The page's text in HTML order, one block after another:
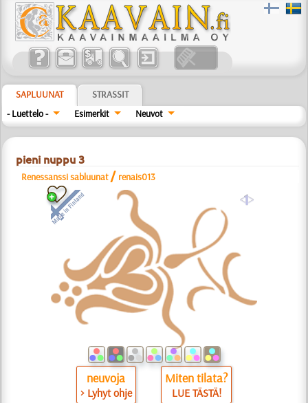
SAPLUUNAT
STRASSIT
- Luettelo -
Esimerkit Neuvot
pieni nuppu 3
Renessanssi sabluunat / renais013
a
neuvoja
> Lyhyt ohje
Miten tilata?
LUE TÄSTÄ!